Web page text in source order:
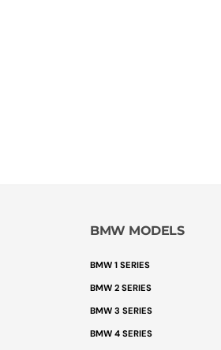
BMW MODELS
BMW 1 SERIES
BMW 2 SERIES
BMW 3 SERIES
BMW 4 SERIES